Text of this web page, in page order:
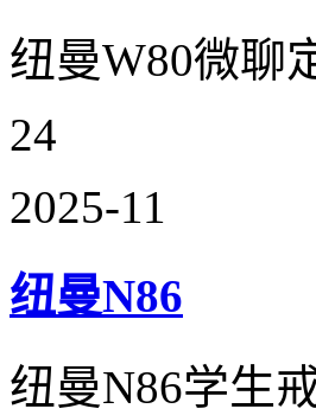
纽曼W80微
24
2025-11
纽曼N86
纽曼N86学生